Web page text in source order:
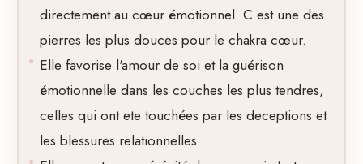
directement au cœur émotionnel. C est une des
pierres les plus douces pour le chakra cœur.
Elle favorise l'amour de soi et la guérison
émotionnelle dans les couches les plus tendres,
celles qui ont ete touchées par les deceptions et
les blessures relationnelles.